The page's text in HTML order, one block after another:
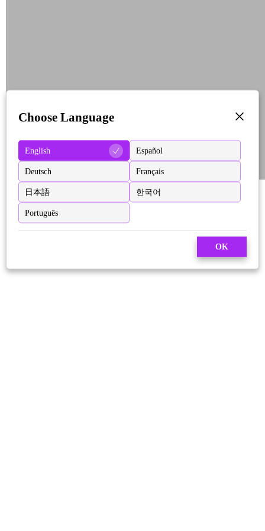
Choose Language
English Español
Deutsch Français
日本語 한국어
Português
OK